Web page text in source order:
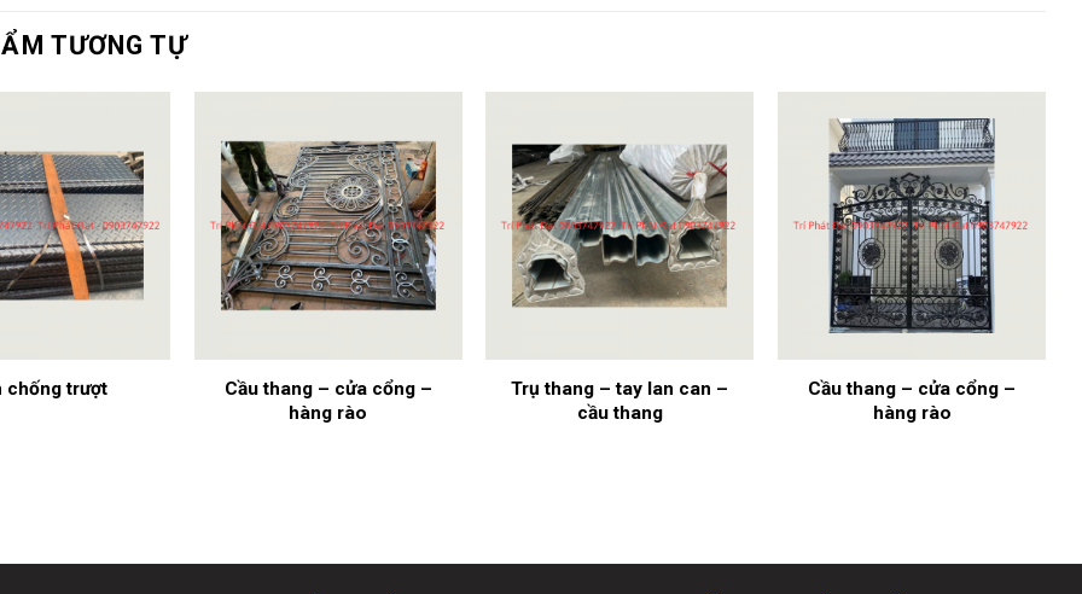
TƯƠNG TỰ
chống trượt
Cầu thang – cửa cổng –
hàng rào
Trụ thang – tay lan can –
cầu thang
Cầu thang – cửa cổng –
hàng rào